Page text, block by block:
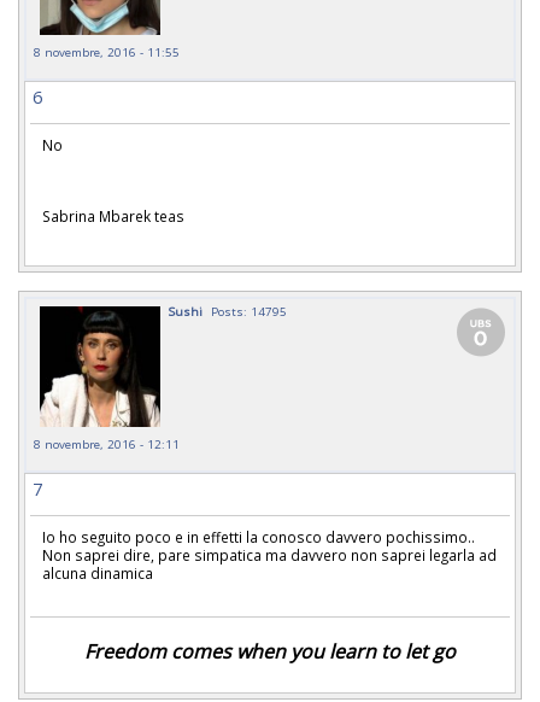
8 novembre, 2016 - 11:55
6
No
Sabrina Mbarek teas
Sushi Posts: 14795
8 novembre, 2016 - 12:11
7
Io ho seguito poco e in effetti la conosco davvero pochissimo..
Non saprei dire, pare simpatica ma davvero non saprei legarla ad
alcuna dinamica
Freedom comes when you learn to let go